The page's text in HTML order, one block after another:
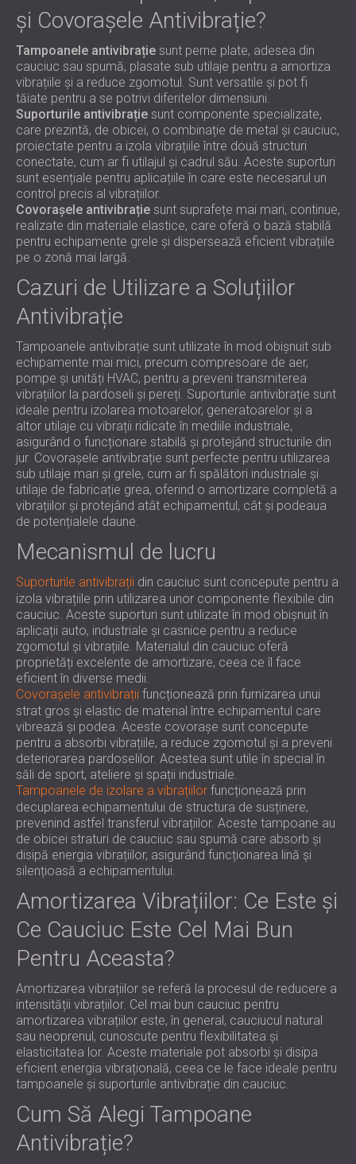
și Covorașele Antivibrație?
Tampoanele antivibrație sunt perne plate, adesea din
cauciuc sau spumă, plasate sub utilaje pentru a amortiza
vibrațiile și a reduce zgomotul. Sunt versatile și pot fi
tăiate pentru a se potrivi diferitelor dimensiuni.
Suporturile antivibrație sunt componente specializate,
care prezintă, de obicei, o combinație de metal și cauciuc,
proiectate pentru a izola vibrațiile între două structuri
conectate, cum ar fi utilajul și cadrul său. Aceste suporturi
sunt esențiale pentru aplicațiile în care este necesarul un
control precis al vibrațiilor.
Covorașele antivibrație sunt suprafețe mai mari, continue,
realizate din materiale elastice, care oferă o bază stabilă
pentru echipamente grele și dispersează eficient vibrațiile
pe o zonă mai largă.
Cazuri de Utilizare a Soluțiilor
Antivibrație
Tampoanele antivibrație sunt utilizate în mod obișnuit sub
echipamente mai mici, precum compresoare de aer,
pompe și unități HVAC, pentru a preveni transmiterea
vibrațiilor la pardoseli și pereți. Suporturile antivibrație sunt
ideale pentru izolarea motoarelor, generatoarelor și a
altor utilaje cu vibrații ridicate în mediile industriale,
asigurând o funcționare stabilă și protejând structurile din
jur. Covorașele antivibrație sunt perfecte pentru utilizarea
sub utilaje mari și grele, cum ar fi spălători industriale și
utilaje de fabricație grea, oferind o amortizare completă a
vibrațiilor și protejând atât echipamentul, cât și podeaua
de potențialele daune.
Mecanismul de lucru
Suporturile antivibrații din cauciuc sunt concepute pentru a
izola vibrațiile prin utilizarea unor componente flexibile din
cauciuc. Aceste suporturi sunt utilizate în mod obișnuit în
aplicații auto, industriale și casnice pentru a reduce
zgomotul și vibrațiile. Materialul din cauciuc oferă
proprietăți excelente de amortizare, ceea ce îl face
eficient în diverse medii.
Covorașele antivibrații funcționează prin furnizarea unui
strat gros și elastic de material între echipamentul care
vibrează și podea. Aceste covorașe sunt concepute
pentru a absorbi vibrațiile, a reduce zgomotul și a preveni
deteriorarea pardoselilor. Acestea sunt utile în special în
săli de sport, ateliere și spații industriale.
Tampoanele de izolare a vibrațiilor funcționează prin
decuplarea echipamentului de structura de susținere,
prevenind astfel transferul vibrațiilor. Aceste tampoane au
de obicei straturi de cauciuc sau spumă care absorb și
disipă energia vibrațiilor, asigurând funcționarea lină și
silențioasă a echipamentului.
Amortizarea Vibrațiilor: Ce Este și
Ce Cauciuc Este Cel Mai Bun
Pentru Aceasta?
Amortizarea vibrațiilor se referă la procesul de reducere a
intensității vibrațiilor. Cel mai bun cauciuc pentru
amortizarea vibrațiilor este, în general, cauciucul natural
sau neoprenul, cunoscute pentru flexibilitatea și
elasticitatea lor. Aceste materiale pot absorbi și disipa
eficient energia vibrațională, ceea ce le face ideale pentru
tampoanele și suporturile antivibrație din cauciuc.
Cum Să Alegi Tampoane
Antivibrație?